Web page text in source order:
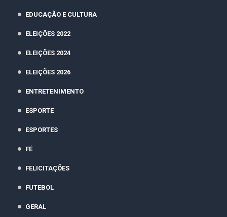
EDUCAÇÃO E CULTURA
ELEIÇÕES 2022
ELEIÇÕES 2024
ELEIÇÕES 2026
ENTRETENIMENTO
ESPORTE
ESPORTES
FÉ
FELICITAÇÕES
FUTEBOL
GERAL